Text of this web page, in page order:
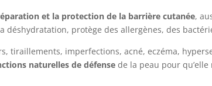
et la protection de la barrière cutanée,
protège des allergènes, des
tiraillements, imperfections, acné, eczéma,
naturelles de défense de la peau pour